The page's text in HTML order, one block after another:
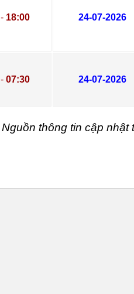
- 18:00 24-07-2026
- 07:30 24-07-2026
Nguồn thông tin cập nhật